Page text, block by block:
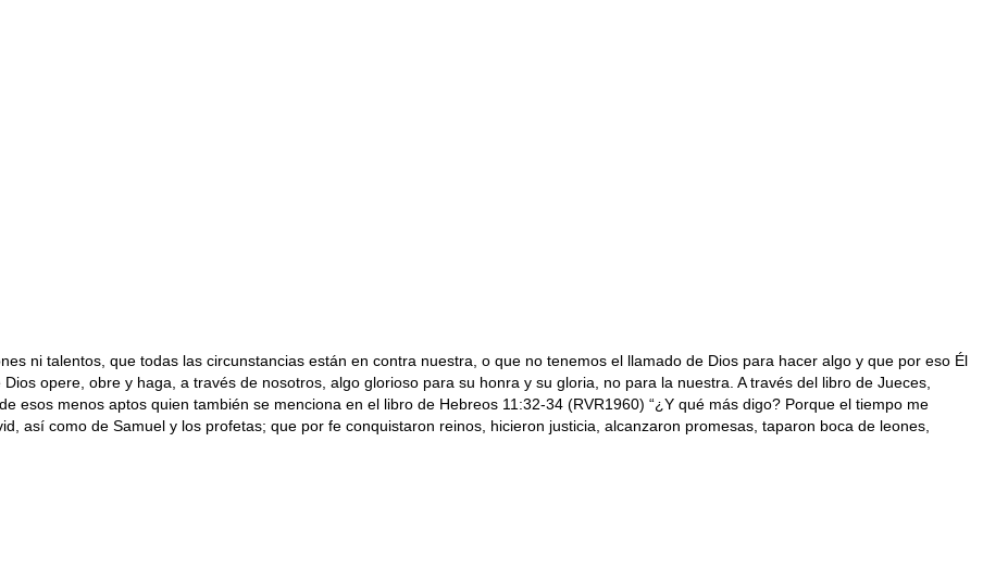
ni talentos, que todas las circunstancias están en contra nuestra, o que no tenemos el llamado de Dios para hacer algo y que por eso Él
opere, obre y haga, a través de nosotros, algo glorioso para su honra y su gloria, no para la nuestra. A través del libro de Jueces,
esos menos aptos quien también se menciona en el libro de Hebreos 11:32-34 (RVR1960) “¿Y qué más digo? Porque el tiempo me
así como de Samuel y los profetas; que por fe conquistaron reinos, hicieron justicia, alcanzaron promesas, taparon boca de leones,